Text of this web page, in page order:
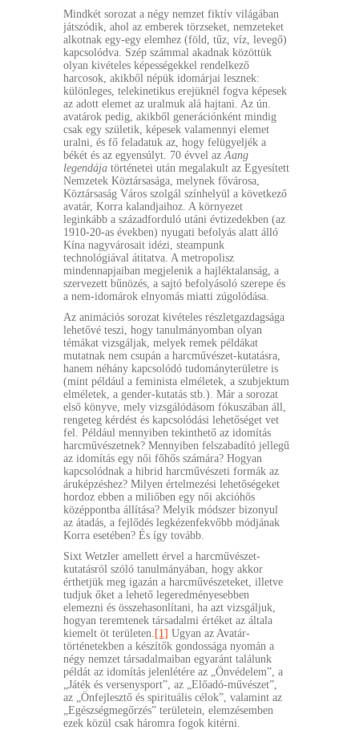
Mindkét sorozat a négy nemzet fiktív világában
játszódik, ahol az emberek törzseket, nemzeteket
alkotnak egy-egy elemhez (föld, tűz, víz, levegő)
kapcsolódva. Szép számmal akadnak közöttük
olyan kivételes képességekkel rendelkező
harcosok, akikből népük idomárjai lesznek:
különleges, telekinetikus erejüknél fogva képesek
az adott elemet az uralmuk alá hajtani. Az ún.
avatárok pedig, akikből generációnként mindig
csak egy születik, képesek valamennyi elemet
uralni, és fő feladatuk az, hogy felügyeljék a
békét és az egyensúlyt. 70 évvel azAang
legendája történetei után megalakult az Egyesített
Nemzetek Köztársasága, melynek fővárosa,
Köztársaság Város szolgál színhelyül a következő
avatár, Korra kalandjaihoz. A környezet
leginkább a századforduló utáni évtizedekben (az
1910-20-as években) nyugati befolyás alatt álló
Kína nagyvárosait idézi, steampunk
technológiával átitatva. A metropolisz
mindennapjaiban megjelenik a hajléktalanság, a
szervezett bűnözés, a sajtó befolyásoló szerepe és
a nem-idomárok elnyomás miatti zúgolódása.
Az animációs sorozat kivételes részletgazdagsága
lehetővé teszi, hogy tanulmányomban olyan
témákat vizsgáljak, melyek remek példákat
mutatnak nem csupán a harcművészet-kutatásra,
hanem néhány kapcsolódó tudományterületre is
(mint például a feminista elméletek, a szubjektum
elméletek, a gender-kutatás stb.). Már a sorozat
első könyve, mely vizsgálódásom fókuszában áll,
rengeteg kérdést és kapcsolódási lehetőséget vet
fel. Például mennyiben tekinthető az idomítás
harcművészetnek? Mennyiben felszabadító jellegű
az idomítás egy női főhős számára? Hogyan
kapcsolódnak a hibrid harcművészeti formák az
áruképzéshez? Milyen értelmezési lehetőségeket
hordoz ebben a miliőben egy női akcióhős
középpontba állítása? Melyik módszer bizonyul
az átadás, a fejlődés legkézenfekvőbb módjának
Korra esetében? És így tovább.
Sixt Wetzler amellett érvel a harcművészet-
kutatásról szóló tanulmányában, hogy akkor
érthetjük meg igazán a harcművészeteket, illetve
tudjuk őket a lehető legeredményesebben
elemezni és összehasonlítani, ha azt vizsgáljuk,
hogyan teremtenek társadalmi értéket az általa
kiemelt öt területen. [1] Ugyan az Avatár-
történetekben a készítők gondossága nyomán a
négy nemzet társadalmaiban egyaránt találunk
példát az idomítás jelenlétére az „Önvédelem”, a
„Játék és versenysport”, az „Előadó-művészet”,
az „Önfejlesztő és spirituális célok”, valamint az
„Egészségmegőrzés” területein, elemzésemben
ezek közül csak háromra fogok kitérni.